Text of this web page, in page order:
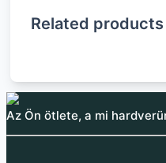
Related products
Az Ön ötlete, a mi